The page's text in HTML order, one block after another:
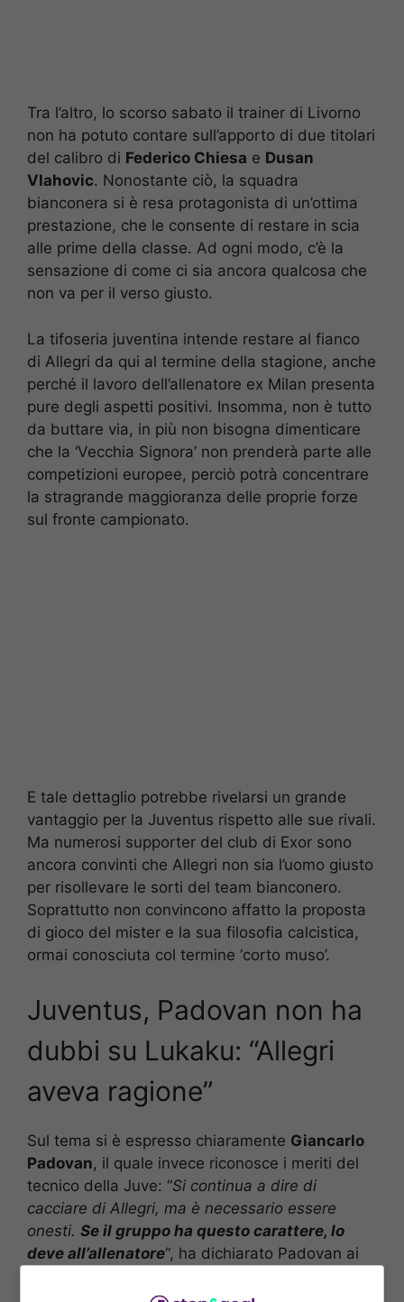
Tra l’altro, lo scorso sabato il trainer di Livorno
non ha potuto contare sull’apporto di due titolari
del calibro di Federico Chiesa e Dusan
Vlahovic. Nonostante ciò, la squadra
bianconera si è resa protagonista di un’ottima
prestazione, che le consente di restare in scia
alle prime della classe. Ad ogni modo, c’è la
sensazione di come ci sia ancora qualcosa che
non va per il verso giusto.
La tifoseria juventina intende restare al fianco
di Allegri da qui al termine della stagione, anche
perché il lavoro dell’allenatore ex Milan presenta
pure degli aspetti positivi. Insomma, non è tutto
da buttare via, in più non bisogna dimenticare
che la ‘Vecchia Signora’ non prenderà parte alle
competizioni europee, perciò potrà concentrare
la stragrande maggioranza delle proprie forze
sul fronte campionato.
E tale dettaglio potrebbe rivelarsi un grande
vantaggio per la Juventus rispetto alle sue rivali.
Ma numerosi supporter del club di Exor sono
ancora convinti che Allegri non sia l’uomo giusto
per risollevare le sorti del team bianconero.
Soprattutto non convincono affatto la proposta
di gioco del mister e la sua filosofia calcistica,
ormai conosciuta col termine ‘corto muso’.
Juventus, Padovan non ha
dubbi su Lukaku: “Allegri
aveva ragione”
Sul tema si è espresso chiaramente Giancarlo
Padovan, il quale invece riconosce i meriti del
tecnico della Juve: “Si continua a dire di
cacciare di Allegri, ma è necessario essere
onesti. Se il gruppo ha questo carattere, lo
deve all’allenatore“, ha dichiarato Padovan ai